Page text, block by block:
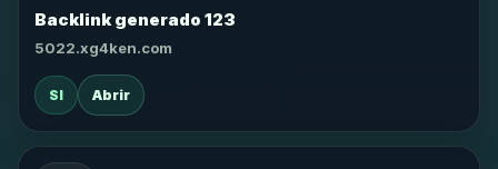
Backlink generado 123
5022.xg4ken.com
SI Abrir